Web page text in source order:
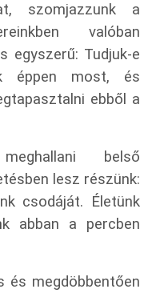
szomjazzunk a
valóban
egyszerű: Tudjuk-e
éppen most, és
ebből a
belső
lesz részünk:
csodáját. Életünk
abban a percben
és megdöbbentően